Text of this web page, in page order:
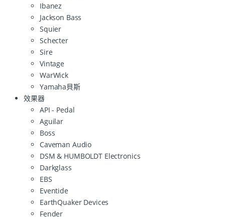
Ibanez
Jackson Bass
Squier
Schecter
Sire
Vintage
WarWick
Yamaha貝斯
效果器
API - Pedal
Aguilar
Boss
Caveman Audio
DSM & HUMBOLDT Electronics
Darkglass
EBS
Eventide
EarthQuaker Devices
Fender